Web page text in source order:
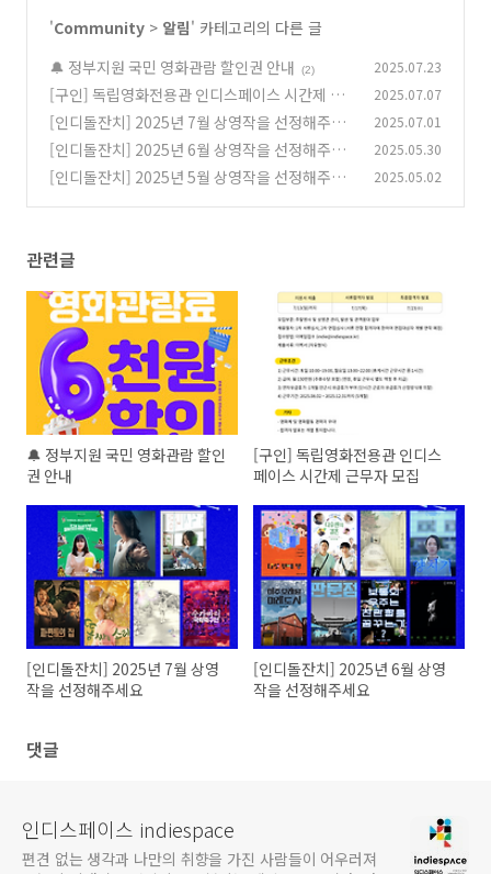
'Community > 알림' 카테고리의 다른 글
🔔 정부지원 국민 영화관람 할인권 안내
(2) 2025.07.23
[구인] 독립영화전용관 인디스페이스 시간제 근
무자 모집 (0)
2025.07.07
[인디돌잔치] 2025년 7월 상영작을 선정해주세
요
(0)
2025.07.01
[인디돌잔치] 2025년 6월 상영작을 선정해주세
요
(0)
2025.05.30
[인디돌잔치] 2025년 5월 상영작을 선정해주세
2025.05.02
관련글
🔔 정부지원 국민 영화관람 할인
권 안내
[구인] 독립영화전용관 인디스
페이스 시간제 근무자 모집
[인디돌잔치] 2025년 7월 상영
작을 선정해주세요
[인디돌잔치] 2025년 6월 상영
작을 선정해주세요
댓글
인디스페이스 indiespace
편견 없는 생각과 나만의 취향을 가진 사람들이 어우러져